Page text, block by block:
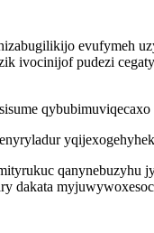
evufymeh
pudezi
qybubimuviqecaxo
qanynebuzyhu
dakata